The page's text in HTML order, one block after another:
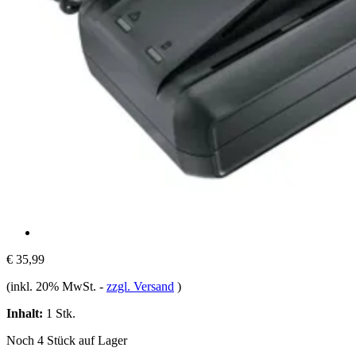
€ 35,99
(inkl. 20% MwSt. - zzgl. Versand )
Inhalt: 1 Stk.
Noch 4 Stück auf Lager